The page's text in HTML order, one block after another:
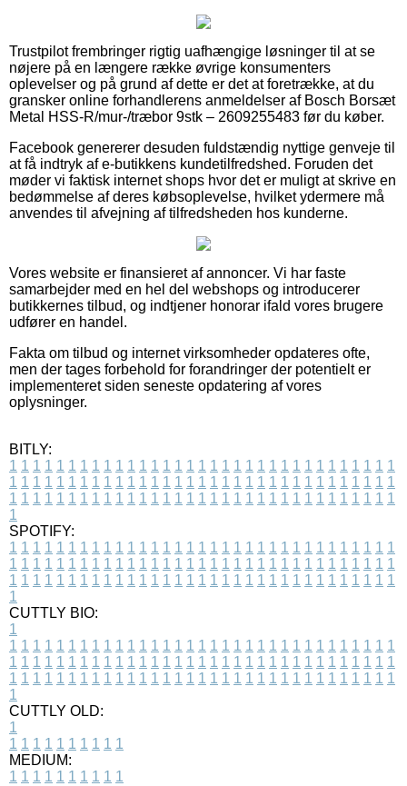
Trustpilot frembringer rigtig uafhængige løsninger til at se
nøjere på en længere række øvrige konsumenters
oplevelser og på grund af dette er det at foretrække, at du
gransker online forhandlerens anmeldelser af Bosch Borsæt
Metal HSS-R/mur-/træbor 9stk – 2609255483 før du køber.
Facebook genererer desuden fuldstændig nyttige genveje til
at få indtryk af e-butikkens kundetilfredshed. Foruden det
møder vi faktisk internet shops hvor det er muligt at skrive en
bedømmelse af deres købsoplevelse, hvilket ydermere må
anvendes til afvejning af tilfredsheden hos kunderne.
Vores website er finansieret af annoncer. Vi har faste
samarbejder med en hel del webshops og introducerer
butikkernes tilbud, og indtjener honorar ifald vores brugere
udfører en handel.
Fakta om tilbud og internet virksomheder opdateres ofte,
men der tages forbehold for forandringer der potentielt er
implementeret siden seneste opdatering af vores
oplysninger.
BITLY:
1 1 1 1 1 1 1 1 1 1 1 1 1 1 1 1 1 1 1 1 1 1 1 1 1 1 1 1 1 1 1 1 1
1 1 1 1 1 1 1 1 1 1 1 1 1 1 1 1 1 1 1 1 1 1 1 1 1 1 1 1 1 1 1 1 1
1 1 1 1 1 1 1 1 1 1 1 1 1 1 1 1 1 1 1 1 1 1 1 1 1 1 1 1 1 1 1 1 1
1
SPOTIFY:
1 1 1 1 1 1 1 1 1 1 1 1 1 1 1 1 1 1 1 1 1 1 1 1 1 1 1 1 1 1 1 1 1
1 1 1 1 1 1 1 1 1 1 1 1 1 1 1 1 1 1 1 1 1 1 1 1 1 1 1 1 1 1 1 1 1
1 1 1 1 1 1 1 1 1 1 1 1 1 1 1 1 1 1 1 1 1 1 1 1 1 1 1 1 1 1 1 1 1
1
CUTTLY BIO:
1
1 1 1 1 1 1 1 1 1 1 1 1 1 1 1 1 1 1 1 1 1 1 1 1 1 1 1 1 1 1 1 1 1
1 1 1 1 1 1 1 1 1 1 1 1 1 1 1 1 1 1 1 1 1 1 1 1 1 1 1 1 1 1 1 1 1
1 1 1 1 1 1 1 1 1 1 1 1 1 1 1 1 1 1 1 1 1 1 1 1 1 1 1 1 1 1 1 1 1
1
CUTTLY OLD:
1
1 1 1 1 1 1 1 1 1 1
MEDIUM:
1 1 1 1 1 1 1 1 1 1